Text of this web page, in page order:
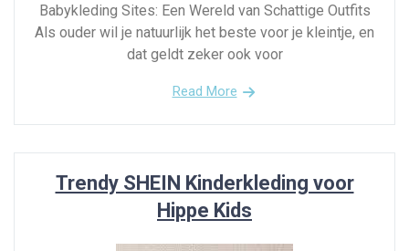
Babykleding Sites: Een Wereld van Schattige Outfits
Als ouder wil je natuurlijk het beste voor je kleintje, en
dat geldt zeker ook voor
Read More
Trendy SHEIN Kinderkleding voor
Hippe Kids